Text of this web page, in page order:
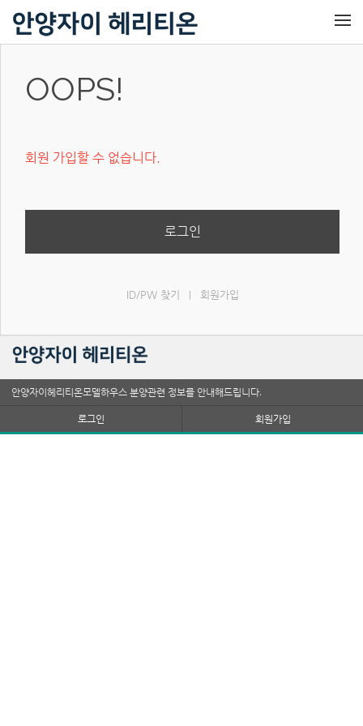
메뉴 건너뛰기
OOPS!
회원 가입할 수 없습니다.
로그인
ID/PW 찾기 회원가입
안양자이헤리티온모델하우스 분양관련 정보를 안내해드립니다.
로그인
회원가입